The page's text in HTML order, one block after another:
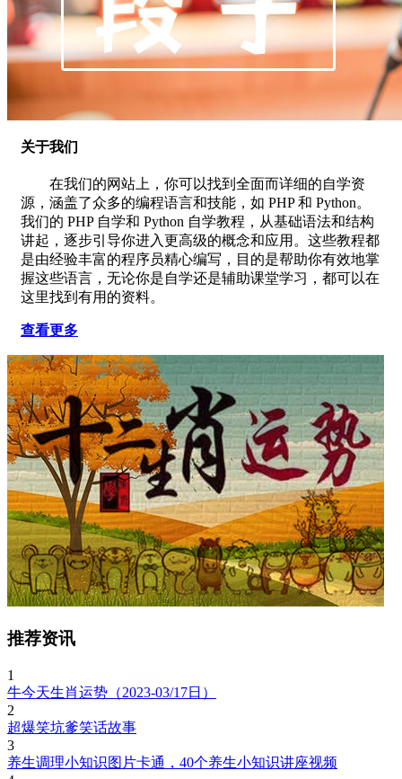
关于我们
在我们的网站上，你可以找到全面而详细的自学资
源，涵盖了众多的编程语言和技能，如 PHP 和 Python。
我们的 PHP 自学和 Python 自学教程，从基础语法和结构
讲起，逐步引导你进入更高级的概念和应用。这些教程都
是由经验丰富的程序员精心编写，目的是帮助你有效地掌
握这些语言，无论你是自学还是辅助课堂学习，都可以在
这里找到有用的资料。
查看更多
推荐资讯
1
牛今天生肖运势（2023-03/17日）
2
超爆笑坑爹笑话故事
3
养生调理小知识图片卡通，40个养生小知识讲座视频